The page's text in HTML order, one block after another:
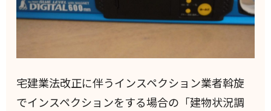
宅建業法改正に伴うインスペクション業者斡旋
でインスペクションをする場合の「建物状況調